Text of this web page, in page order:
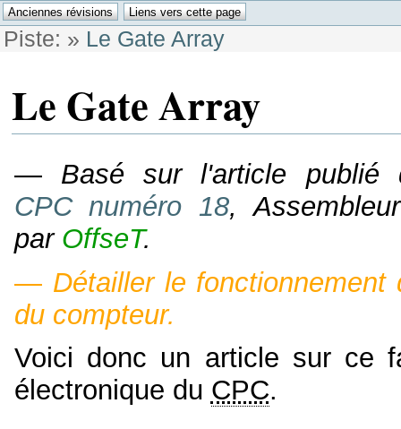
Piste: » Le Gate Array
Le Gate Array
— Basé sur l'article
CPC numéro 18,
par OffseT.
— Détailler le
du compteur.
Voici donc un article sur ce
électronique du CPC.